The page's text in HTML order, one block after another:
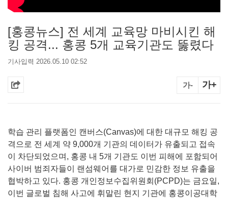
[홍콩뉴스] 전 세계 교육망 마비시킨 해
킹 공격... 홍콩 5개 교육기관도 뚫렸다
기사입력 2026.05.10 02:52
가- 가+
학습 관리 플랫폼인 캔버스(Canvas)에 대한 대규모 해킹 공
격으로 전 세계 약 9,000개 기관의 데이터가 유출되고 접속
이 차단되었으며, 홍콩 내 5개 기관도 이번 피해에 포함되어
사이버 범죄자들이 랜섬웨어를 대가로 민감한 정보 유출을
협박하고 있다. 홍콩 개인정보수집위원회(PCPD)는 금요일,
이번 글로벌 침해 사고에 휘말린 현지 기관에 홍콩이공대학